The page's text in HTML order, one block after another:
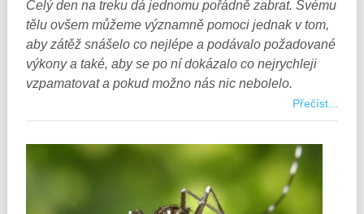
Celý den na treku dá jednomu pořádně zabrat. Svému
tělu ovšem můžeme významně pomoci jednak v tom,
aby zátěž snášelo co nejlépe a podávalo požadované
výkony a také, aby se po ní dokázalo co nejrychleji
vzpamatovat a pokud možno nás nic nebolelo.
Přečíst...